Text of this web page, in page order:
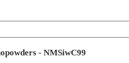
- NMSiwC99